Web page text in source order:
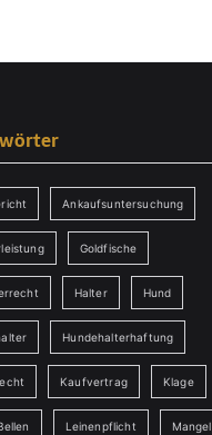
Ankaufsuntersuchung
Goldfische
Halter Hund
Hundehalterhaftung
Kaufvertrag Klage
Leinenpflicht Mangel